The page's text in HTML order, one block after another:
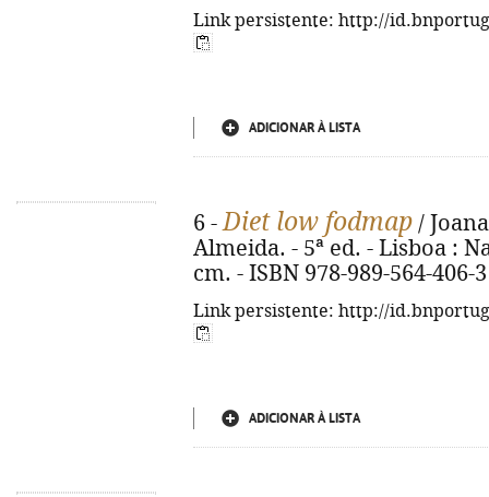
Link persistente: http://
ADICIONAR À LISTA
6 -Diet low fodmap /
Almeida. - 5ª ed. - Lisboa :
cm. - ISBN 978-989-564-406-3
Link persistente: http://
ADICIONAR À LISTA